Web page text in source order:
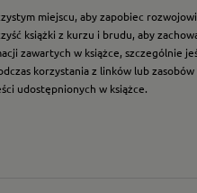
miejscu, aby zapobiec
książki z kurzu i brudu, aby
zawartych w książce,
korzystania z linków lub
udostępnionych w książce.